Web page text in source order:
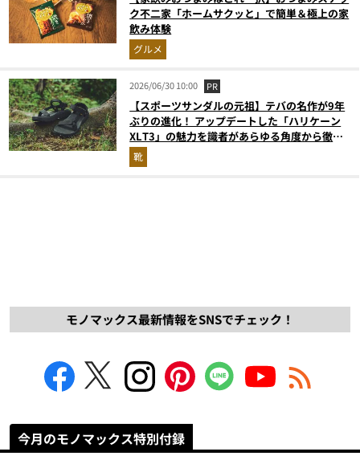
ク不二家「ホームサクッと」で簡単＆極上の家
飲み体験
グルメ
2026/06/30 10:00 PR
【スポーツサンダルの元祖】テバの名作が9年
ぶりの進化！ アップデートした「ハリケーン
XLT3」の魅力を識者があらゆる角度から徹底
解説！
靴
モノマックス最新情報をSNSでチェック！
今月のモノマックス特別付録